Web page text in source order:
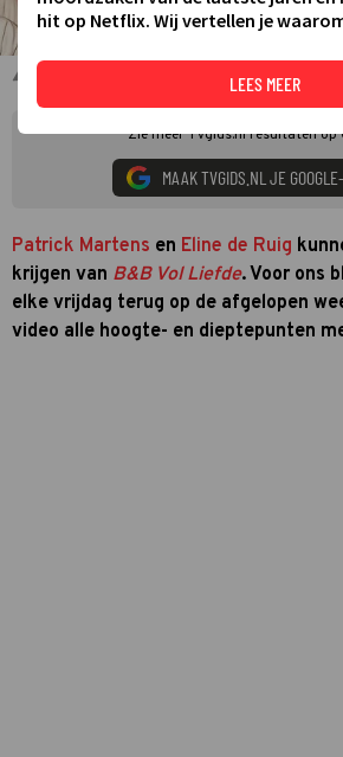
Patrick Martens en Eline de Ruig &
Zie meer TVgids.nl resultaten op
MAAK TVGIDS.NL JE
Patrick Martens en Eline de Ruig
krijgen van B&B Vol Liefde. Voor ons
elke vrijdag terug op de afgelopen
video alle hoogte- en dieptepunten
hit op Netflix. Wij vertellen je
LEES MEER